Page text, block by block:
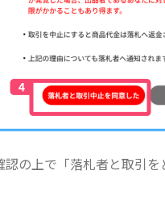
の上で「落札者と取引